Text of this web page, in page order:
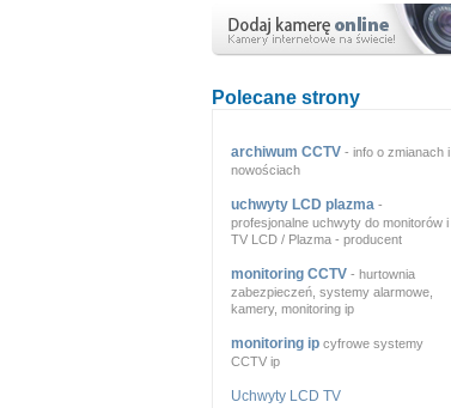
Polecane strony
archiwum CCTV - info o zmianach i
nowościach
uchwyty LCD plazma -
profesjonalne uchwyty do monitorów i
TV LCD / Plazma - producent
monitoring CCTV - hurtownia
zabezpieczeń, systemy alarmowe,
kamery, monitoring ip
monitoring ip cyfrowe systemy
CCTV ip
Uchwyty LCD TV